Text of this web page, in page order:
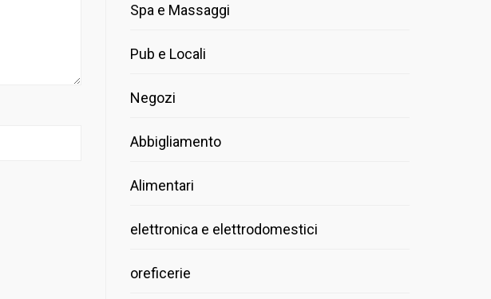
Spa e Massaggi
Pub e Locali
Negozi
Abbigliamento
Alimentari
elettronica e elettrodomestici
oreficerie